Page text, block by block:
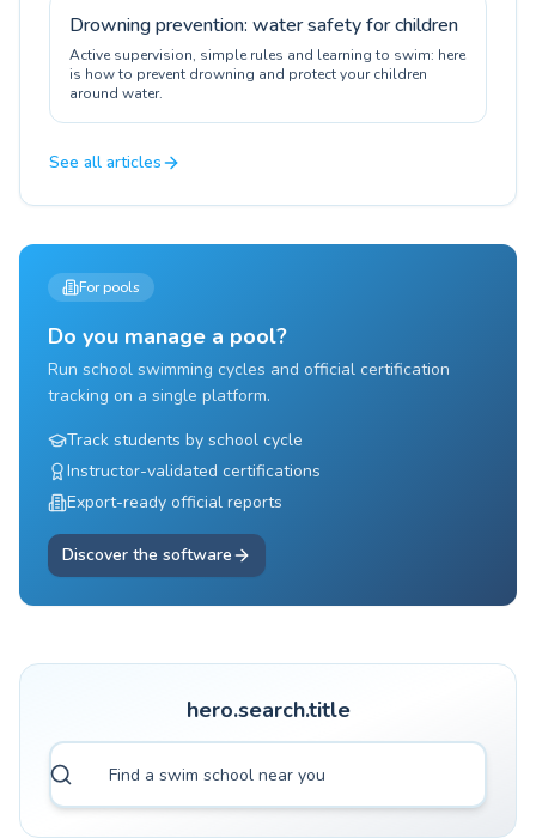
Drowning prevention: water safety for children
Active supervision, simple rules and learning to swim: here
is how to prevent drowning and protect your children
around water.
See all articles
For pools
Do you manage a pool?
Run school swimming cycles and official certification
tracking on a single platform.
Track students by school cycle
Instructor-validated certifications
Export-ready official reports
Discover the software
hero.search.title